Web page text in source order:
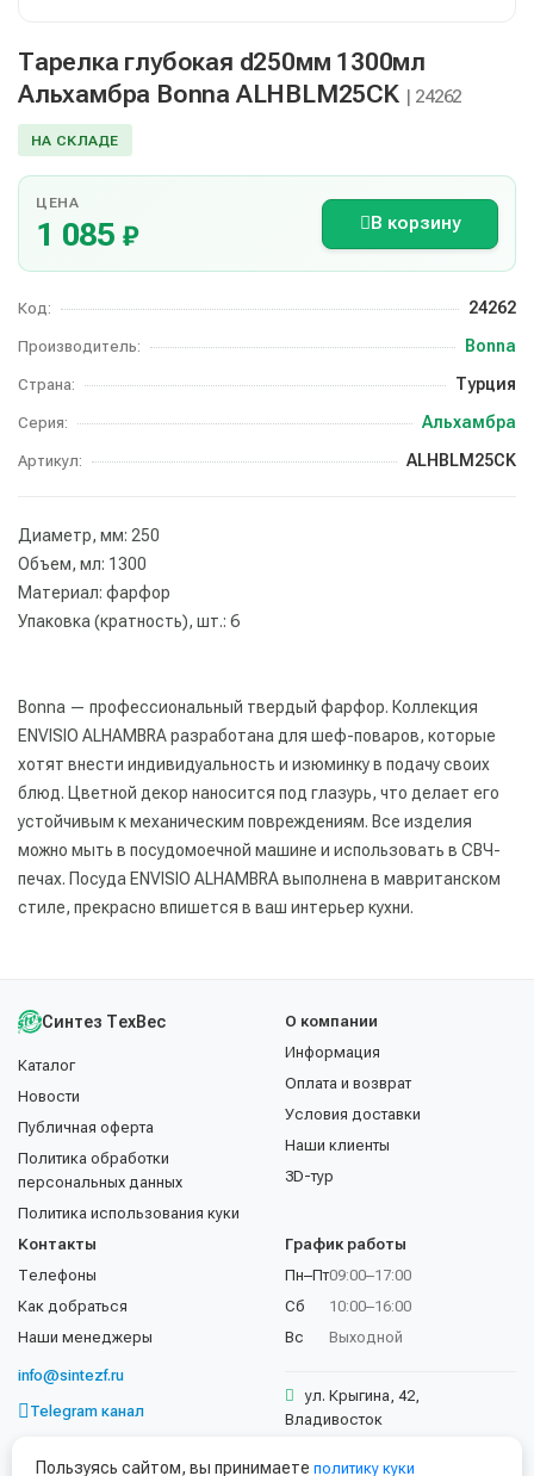
Тарелка глубокая d250мм 1300мл
Альхамбра Bonna ALHBLM25CK | 24262
НА СКЛАДЕ
ЦЕНА
1 085 ₽ В корзину
Код: 24262
Производитель: Bonna
Страна: Турция
Серия: Альхамбра
Артикул: ALHBLM25CK
Диаметр, мм: 250
Объем, мл: 1300
Материал: фарфор
Упаковка (кратность), шт.: 6
Bonna — профессиональный твердый фарфор. Коллекция
ENVISIO ALHAMBRA разработана для шеф-поваров, которые
хотят внести индивидуальность и изюминку в подачу своих
блюд. Цветной декор наносится под глазурь, что делает его
устойчивым к механическим повреждениям. Все изделия
можно мыть в посудомоечной машине и использовать в СВЧ-
печах. Посуда ENVISIO ALHAMBRA выполнена в мавританском
стиле, прекрасно впишется в ваш интерьер кухни.
Синтез ТехВес
Каталог
Новости
Публичная оферта
Политика обработки
персональных данных
Политика использования куки
О компании
Информация
Оплата и возврат
Условия доставки
Наши клиенты
3D-тур
Контакты
Телефоны
Как добраться
Наши менеджеры
info@sintezf.ru
Telegram канал
График работы
Пн–Пт
Сб
Вс
09:00–17:00
10:00–16:00
Выходной
ул. Крыгина, 42,
Владивосток
Пользуясь сайтом, вы принимаете политику куки